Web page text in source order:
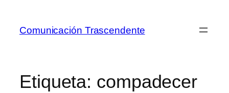
contenido
Comunicación Trascendente
Etiqueta: compadecer